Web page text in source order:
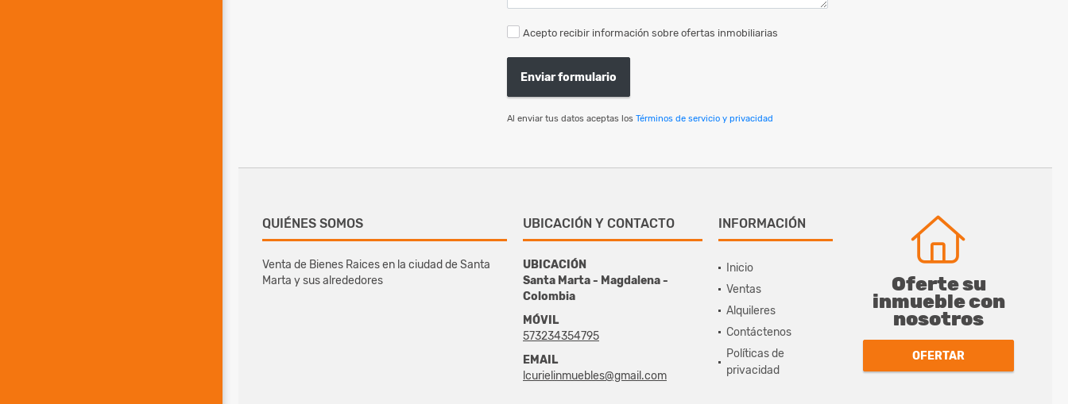
Acepto recibir información sobre ofertas inmobiliarias
Enviar formulario
Al enviar tus datos aceptas los Términos de servicio y privacidad
QUIÉNES SOMOS
Venta de Bienes Raices en la ciudad de Santa
Marta y sus alrededores
UBICACIÓN Y CONTACTO
UBICACIÓN
Santa Marta - Magdalena -
Colombia
MÓVIL
573234354795
EMAIL
lcurielinmuebles@gmail.com
INFORMACIÓN
Inicio
Ventas
Alquileres
Contáctenos
Políticas de
privacidad
Oferte su
inmueble con
nosotros
OFERTAR